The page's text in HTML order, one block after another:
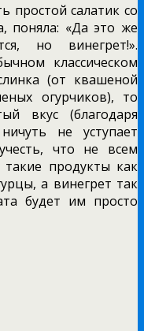
простой салатик со
поняла: «Да это же
но винегрет!».
классическом
(от квашеной
огурчиков), то
вкус (благодаря
не уступает
что не всем
продукты как
а винегрет так
будет им просто